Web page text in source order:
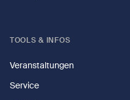
TOOLS & INFOS
Veranstaltungen
Service